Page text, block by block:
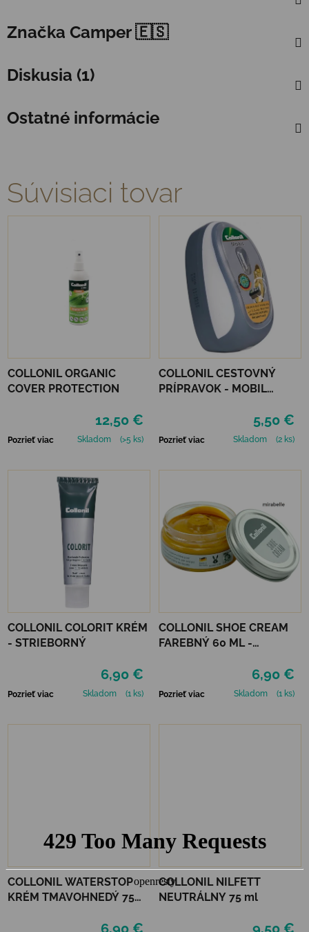
Značka Camper 🇪🇸
Diskusia (1)
Ostatné informácie
Súvisiaci tovar
COLLONIL ORGANIC
COVER PROTECTION
12,50 €
Pozrieť viac Skladom (>5 ks)
COLLONIL CESTOVNÝ
PRÍPRAVOK - MOBIL
5,50 €
Pozrieť viac Skladom (2 ks)
COLLONIL COLORIT KRÉM
- STRIEBORNÝ
6,90 €
Pozrieť viac Skladom (1 ks)
COLLONIL SHOE CREAM
FAREBNÝ 60 ML -
6,90 €
Pozrieť viac Skladom (1 ks)
COLLONIL WATERSTOP
KRÉM TMAVOHNEDÝ 75
6,90 €
COLLONIL NILFETT
NEUTRÁLNY 75 ml
9,50 €